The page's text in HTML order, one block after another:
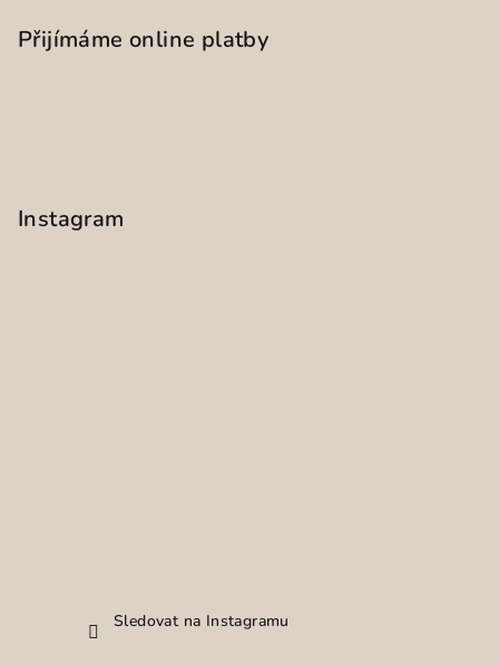
Přijímáme online platby
Instagram
Sledovat na Instagramu